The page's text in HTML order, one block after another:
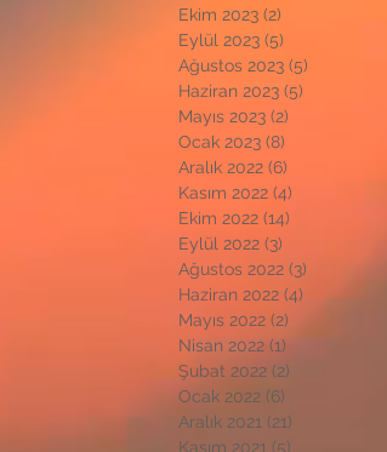
Ekim 2023 (2)
Eylül 2023 (5)
Ağustos 2023 (5)
Haziran 2023 (5)
Mayıs 2023 (2)
Ocak 2023 (8)
Aralık 2022 (6)
Kasım 2022 (4)
Ekim 2022 (14)
Eylül 2022 (3)
Ağustos 2022 (3)
Haziran 2022 (4)
Mayıs 2022 (2)
Nisan 2022 (1)
Şubat 2022 (2)
Ocak 2022 (6)
Aralık 2021 (21)
Kasım 2021 (5)